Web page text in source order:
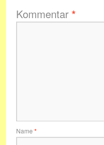
Kommentar *
Name *